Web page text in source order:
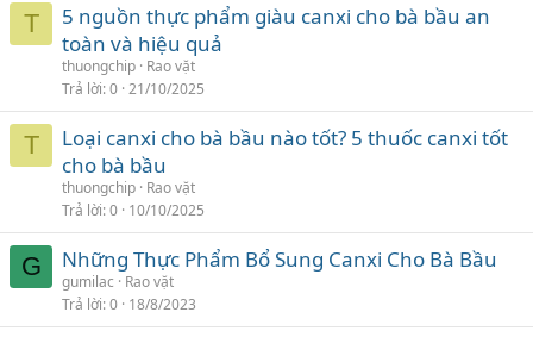
T
5 nguồn thực phẩm giàu canxi cho bà bầu an
toàn và hiệu quả
thuongchip Rao vặt
Trả lời 0 21/10/2025
T
Loại canxi cho bà bầu nào tốt? 5 thuốc canxi tốt
cho bà bầu
thuongchip Rao vặt
Trả lời 0 10/10/2025
G Những Thực Phẩm Bổ Sung Canxi Cho Bà Bầu
gumilac
Rao vặt
Trả lời 0 18/8/2023